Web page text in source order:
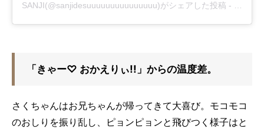
SANJI(@sanjidesuuuuuuuuuuuuuuu)がシェアした投稿 - 2019年
「きゃー♡ おかえりぃ!!」からの温度差。
さくちゃんはお兄ちゃんが帰ってきて大喜び。モコモコ
のおしりを振り乱し、ピョンピョンと飛びつく様子はと